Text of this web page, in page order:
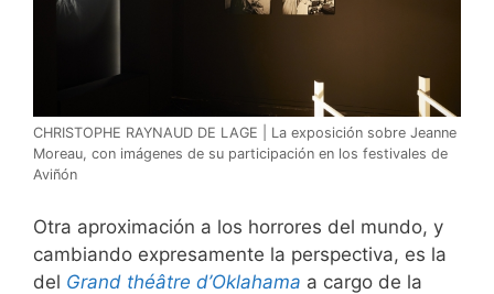
CHRISTOPHE RAYNAUD DE LAGE | La exposición sobre Jeanne
Moreau, con imágenes de su participación en los festivales de
Aviñón
Otra aproximación a los horrores del mundo, y
cambiando expresamente la perspectiva, es la
del Grand théâtre d’Oklahama a cargo de la